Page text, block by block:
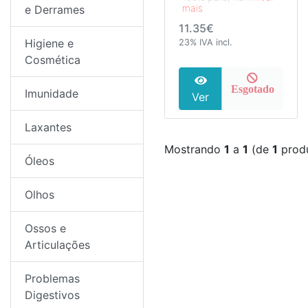
mais
11.35€
23% IVA incl.
Ver
Esgotado
Mostrando 1 a 1 (de 1
e Derrames
Higiene e
Cosmética
Imunidade
Laxantes
Óleos
Olhos
Ossos e
Articulações
Problemas
Digestivos